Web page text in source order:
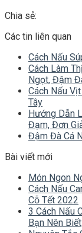
Chia sẻ:
Các tin liên quan
Cách Nấu
Cách Làm
Ngọt, Đậm
Cách Nấu
Tây
Hướng Dẫn
Đạm, Đơn
Đậm Đà Cá
Bài viết mới
Món Ngon
Cách Nấu
Cỗ Tết 2022
3 Cách Nấu
Bạn Nên Biết